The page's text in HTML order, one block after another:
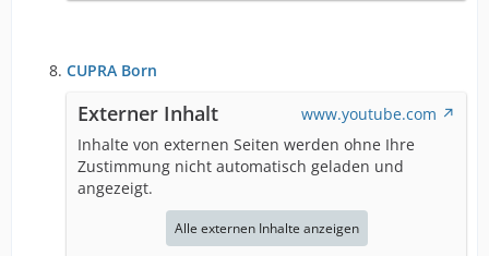
CUPRA Born
Externer Inhalt
www.youtube.com
Inhalte von externen Seiten werden ohne Ihre
Zustimmung nicht automatisch geladen und
angezeigt.
Alle externen Inhalte anzeigen